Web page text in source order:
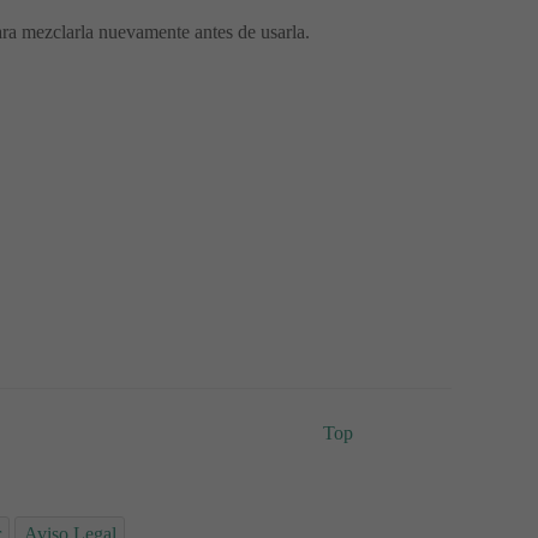
mezclarla nuevamente antes de usarla.
Aviso Legal
Top